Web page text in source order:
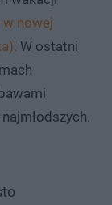
nowej
W ostatni